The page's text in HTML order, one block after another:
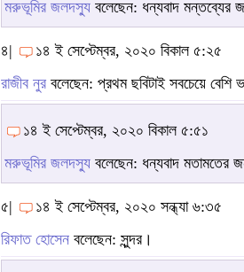
মরুভূমির জলদস্যু বলেছেন: ধন্যবাদ মন্তব্যের
৪|
১৪ ই সেপ্টেম্বর, ২০২০ বিকাল ৫:২৫
রাজীব নুর বলেছেন: প্রথম ছবিটাই সবচেয়ে বেশি
১৪ ই সেপ্টেম্বর, ২০২০ বিকাল ৫:৫১
মরুভূমির জলদস্যু বলেছেন: ধন্যবাদ মতামতের
৫|
১৪ ই সেপ্টেম্বর, ২০২০ সন্ধ্যা ৬:৩৫
রিফাত হোসেন বলেছেন: সুন্দর।